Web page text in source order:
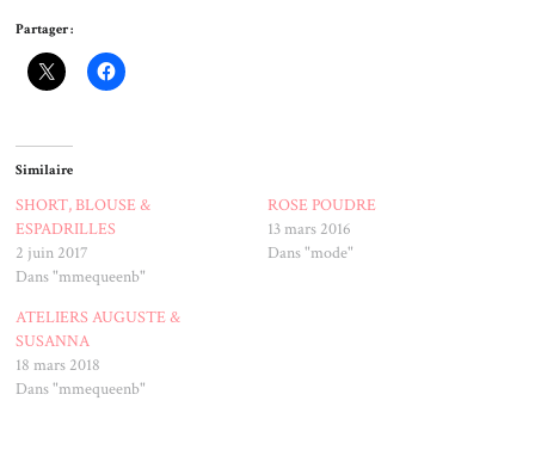
Partager :
Similaire
SHORT, BLOUSE &
ESPADRILLES
2 juin 2017
Dans "mmequeenb"
ROSE POUDRE
13 mars 2016
Dans "mode"
ATELIERS AUGUSTE &
SUSANNA
18 mars 2018
Dans "mmequeenb"